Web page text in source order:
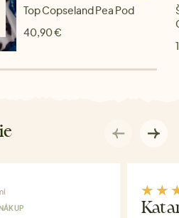
Top Copseland Pea Pod
40,90 €